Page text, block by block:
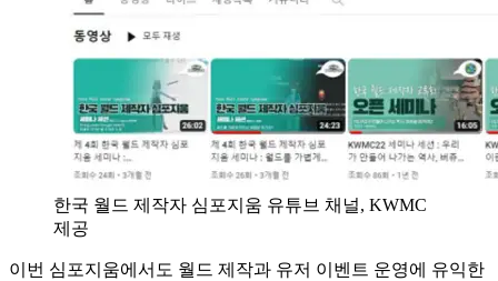
한국 월드 제작자 심포지움 유튜브 채널, KWMC
제공
이번 심포지움에서도 월드 제작과 유저 이벤트 운영에 유익한